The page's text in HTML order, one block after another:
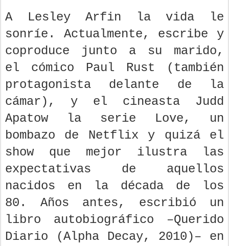
A Lesley Arfin la vida le
sonríe. Actualmente, escribe y
coproduce junto a su marido,
el cómico Paul Rust (también
protagonista delante de la
cámar), y el cineasta Judd
Apatow la serie Love, un
bombazo de Netflix y quizá el
show que mejor ilustra las
expectativas de aquellos
nacidos en la década de los
80. Años antes, escribió un
libro autobiográfico –Querido
Diario (Alpha Decay, 2010)– en